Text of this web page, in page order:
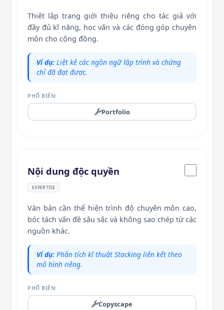
Thiết lập trang giới thiệu riêng cho tác giả với
đầy đủ kĩ năng, học vấn và các đóng góp chuyên
môn cho cộng đồng.
Ví dụ: Liệt kê các ngôn ngữ lập trình và chứng
chỉ đã đạt được.
PHỔ BIẾN:
Portfolio
Nội dung độc quyền
EXPERTISE
Văn bản cần thể hiện trình độ chuyên môn cao,
bóc tách vấn đề sâu sắc và không sao chép từ các
nguồn khác.
Ví dụ: Phân tích kĩ thuật Stacking liên kết theo
mô hình riêng.
PHỔ BIẾN:
Copyscape